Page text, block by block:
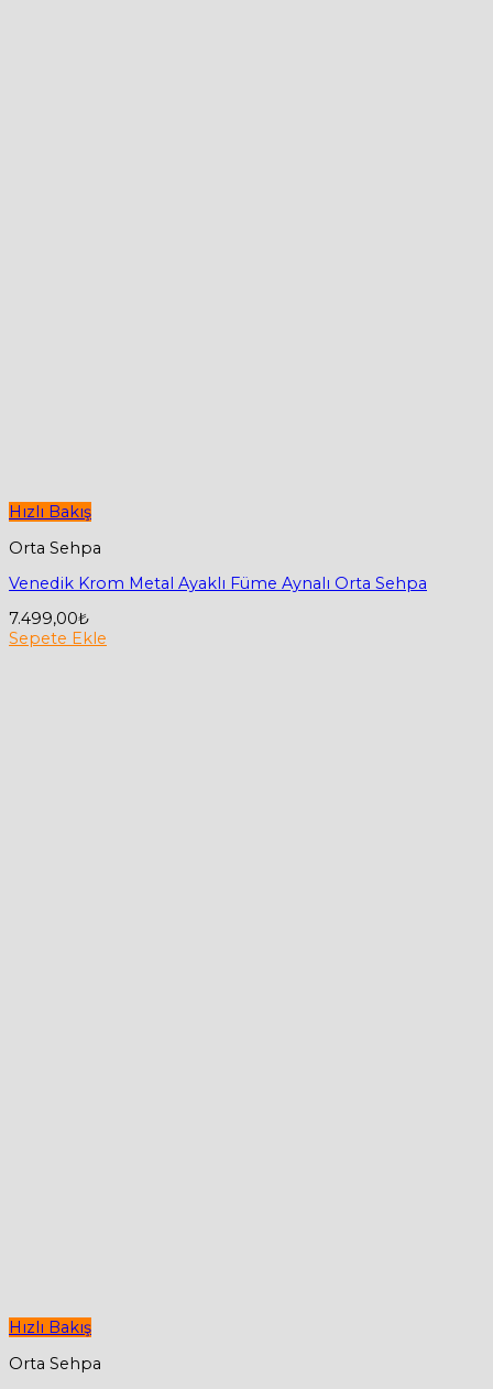
Hızlı Bakış
Orta Sehpa
Venedik Krom Metal Ayaklı Füme Aynalı Orta Sehpa
7.499,00₺
Sepete Ekle
Hızlı Bakış
Orta Sehpa